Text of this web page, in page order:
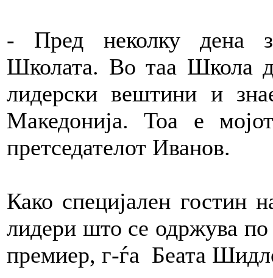
- Пред неколку дена
Школата. Во таа Школа
лидерски вештини и
Македонија. Тоа е
претседателот Иванов.
Како специјален гостин
лидери што се одржува
премиер, г-ѓа Беата